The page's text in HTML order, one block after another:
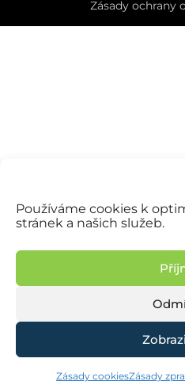
Používáme cookies k
stránek a našich služeb.
Zásady cookiesZásady
Zásady ochrany